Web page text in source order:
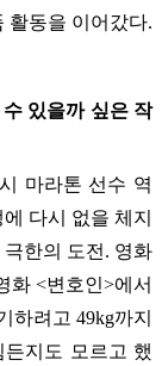
활동을 이어갔다.
있을까 싶은 작
마라톤 선수 역
다시 없을 체지
한의 도전. 영화
화 <변호인>에서
하려고 49kg까지
지도 모르고 했